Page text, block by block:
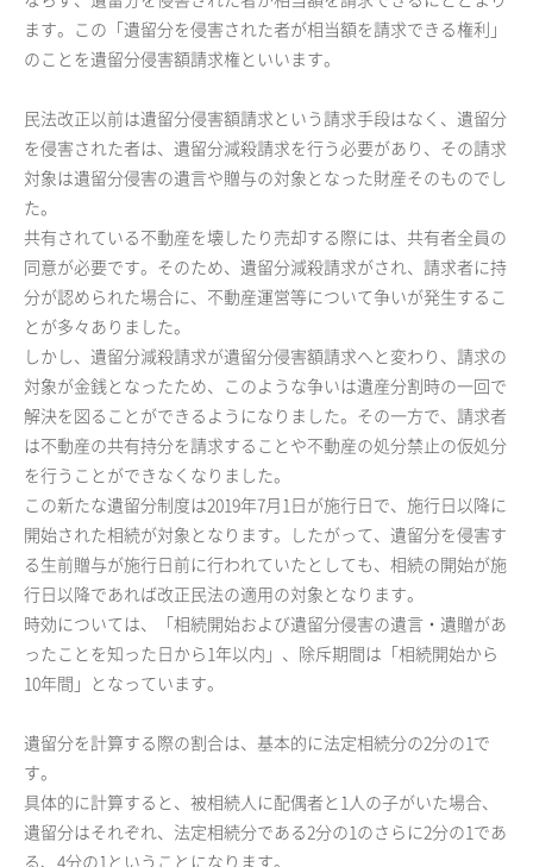
ます。この「遺留分を侵害された者が相当額を請求できる権利」
のことを遺留分侵害額請求権といいます。
民法改正以前は遺留分侵害額請求という請求手段はなく、遺留分
を侵害された者は、遺留分減殺請求を行う必要があり、その請求
対象は遺留分侵害の遺言や贈与の対象となった財産そのものでし
た。
共有されている不動産を壊したり売却する際には、共有者全員の
同意が必要です。そのため、遺留分減殺請求がされ、請求者に持
分が認められた場合に、不動産運営等について争いが発生するこ
とが多々ありました。
しかし、遺留分減殺請求が遺留分侵害額請求へと変わり、請求の
対象が金銭となったため、このような争いは遺産分割時の一回で
解決を図ることができるようになりました。その一方で、請求者
は不動産の共有持分を請求することや不動産の処分禁止の仮処分
を行うことができなくなりました。
この新たな遺留分制度は2019年7月1日が施行日で、施行日以降に
開始された相続が対象となります。したがって、遺留分を侵害す
る生前贈与が施行日前に行われていたとしても、相続の開始が施
行日以降であれば改正民法の適用の対象となります。
時効については、「相続開始および遺留分侵害の遺言・遺贈があ
ったことを知った日から1年以内」、除斥期間は「相続開始から
10年間」となっています。
遺留分を計算する際の割合は、基本的に法定相続分の2分の1で
す。
具体的に計算すると、被相続人に配偶者と1人の子がいた場合、
遺留分はそれぞれ、法定相続分である2分の1のさらに2分の1であ
る、4分の1ということになります。